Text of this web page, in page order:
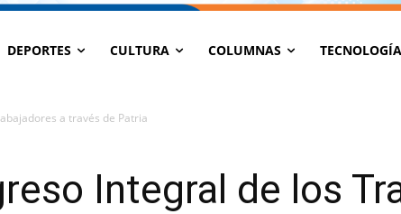
DEPORTES CULTURA COLUMNAS TECNOLOGÍA
a través de Patria
Integral de los